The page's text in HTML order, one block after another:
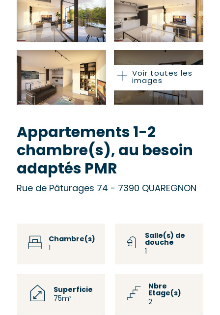
Voir toutes les
images
Appartements 1-2
chambre(s), au besoin
adaptés PMR
Rue de Pâturages 74 - 7390 QUAREGNON
Chambre(s)
Salle(s) de
douche
Superficie
75m²
Nbre
Etage(s)
2